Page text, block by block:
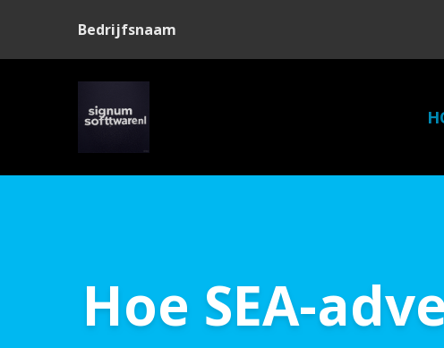
Bedrijfsnaam
Hoe SEA-